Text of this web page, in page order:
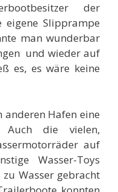
der
eigene Slipprampe
man wunderbar
und wieder auf
es, es wäre keine
anderen Hafen eine
Auch die vielen,
auf
Wasser-Toys
Wasser gebracht